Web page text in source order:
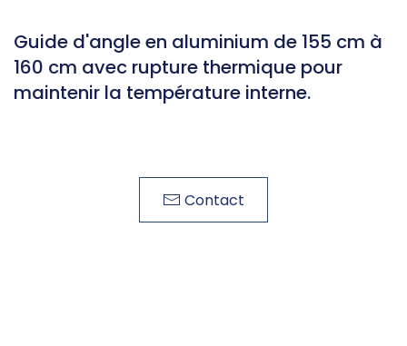
Guide d'angle en aluminium de 155 cm à
160 cm avec rupture thermique pour
maintenir la température interne.
Contact